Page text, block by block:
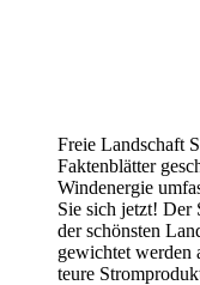
Freie Landschaft
Faktenblätter
Windenergie
Sie sich jetzt! Der
der schönsten
gewichtet werden
teure